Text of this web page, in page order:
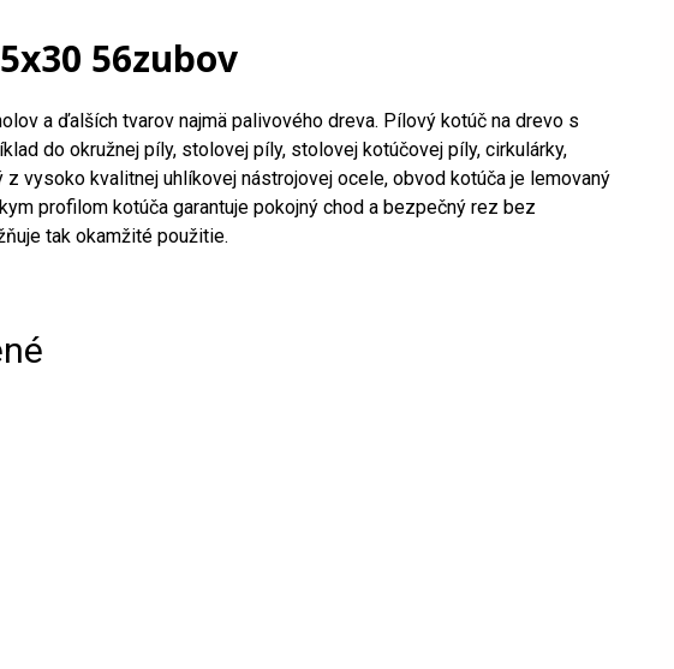
56zubov
a ďalších tvarov najmä palivového dreva. Pílový kotúč na drevo s
do okružnej píly, stolovej píly, stolovej kotúčovej píly, cirkulárky,
vysoko kvalitnej uhlíkovej nástrojovej ocele, obvod kotúča je lemovaný
profilom kotúča garantuje pokojný chod a bezpečný rez bez
tak okamžité použitie.